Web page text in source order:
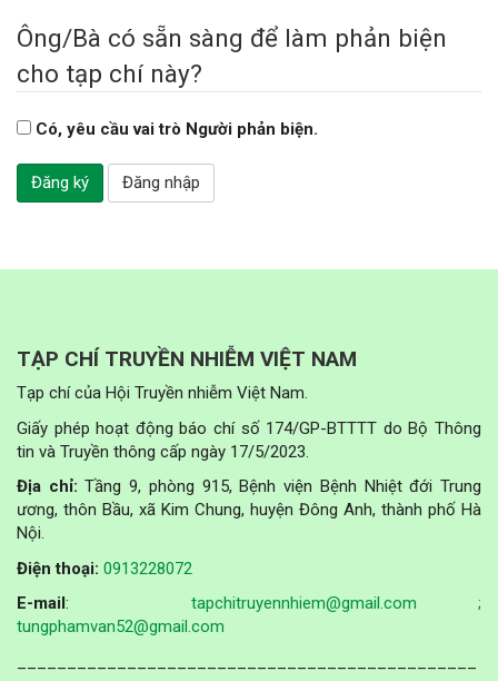
Ông/Bà có sẵn sàng để làm phản biện
cho tạp chí này?
Có, yêu cầu vai trò Người phản biện.
Đăng ký Đăng nhập
TẠP CHÍ TRUYỀN NHIỄM VIỆT NAM
Tạp chí của Hội Truyền nhiễm Việt Nam.
Giấy phép hoạt động báo chí số 174/GP-BTTTT do Bộ Thông
tin và Truyền thông cấp ngày 17/5/2023.
Địa chỉ: Tầng 9, phòng 915, Bệnh viện Bệnh Nhiệt đới Trung
ương, thôn Bầu, xã Kim Chung, huyện Đông Anh, thành phố Hà
Nội.
Điện thoại: 0913228072
E-mail: tapchitruyennhiem@gmail.com ;
tungphamvan52@gmail.com